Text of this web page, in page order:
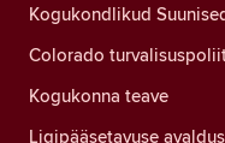
Kogukondlikud
Colorado
Kogukonna teave
Ligipääsetavuse avaldus